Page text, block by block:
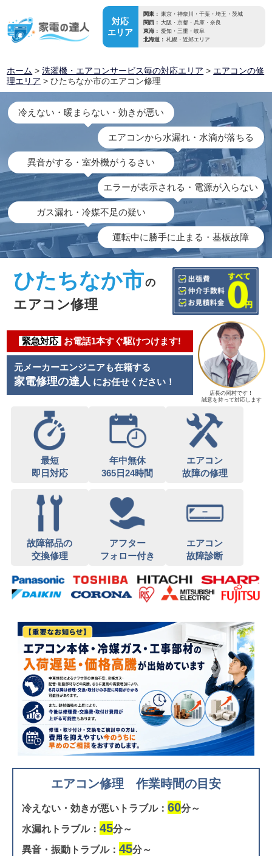
対応
エリア
関東： 東京・神奈川・千葉・埼玉・茨城
関西： 大阪・京都・兵庫・奈良
東海： 愛知・三重・岐阜
北海道： 札幌・近郊エリア
ホーム >洗濯機・エアコンサービス毎の対応エリア > エアコンの修
理エリア > ひたちなか市のエアコン修理
冷えない・暖まらない・効きが悪い
エアコンから水漏れ・水滴が落ちる
異音がする・室外機がうるさい
エラーが表示される・電源が入らない
ガス漏れ・冷媒不足の疑い
運転中に勝手に止まる・基板故障
ひたちなか市の
エアコン修理
緊急対応 お電話1本すぐ駆けつけます!
元メーカーエンジニアも在籍する
家電修理の達人 にお任せください！
店長の岡村です！
誠意を持って対応します
最短
即日対応
年中無休
365日24時間
エアコン
故障の修理
故障部品の
交換修理
アフター
フォロー付き
エアコン
故障診断
エアコン修理 作業時間の目安
冷えない・効きが悪いトラブル： 60分～
水漏れトラブル： 45分～
異音・振動トラブル： 45分～